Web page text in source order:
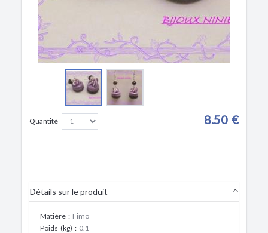
Quantité 8.50 €
Détails sur le produit
Matière : Fimo
Poids (kg) : 0.1